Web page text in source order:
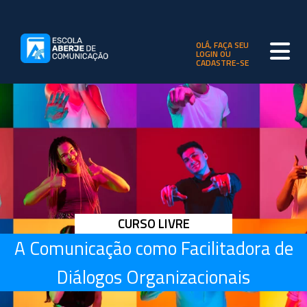
OLÁ, FAÇA SEU
LOGIN OU
CADASTRE-SE
CURSO LIVRE
A Comunicação como Facilitadora de
Diálogos Organizacionais